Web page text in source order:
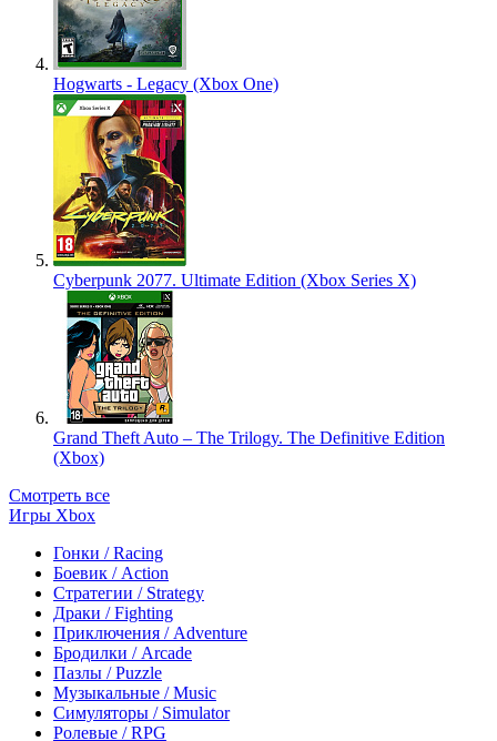
Hogwarts - Legacy (Xbox One)
Cyberpunk 2077. Ultimate Edition (Xbox Series X)
Grand Theft Auto – The Trilogy. The Definitive Edition
(Xbox)
Смотреть все
Игры Xbox
Гонки / Racing
Боевик / Action
Стратегии / Strategy
Драки / Fighting
Приключения / Adventure
Бродилки / Arcade
Пазлы / Puzzle
Музыкальные / Music
Симуляторы / Simulator
Ролевые / RPG